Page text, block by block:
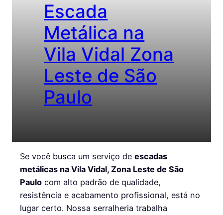
Escada
Metálica na
Vila Vidal Zona
Leste de São
Paulo
Se você busca um serviço de escadas
metálicas na Vila Vidal, Zona Leste de São
Paulo com alto padrão de qualidade,
resistência e acabamento profissional, está no
lugar certo. Nossa serralheria trabalha